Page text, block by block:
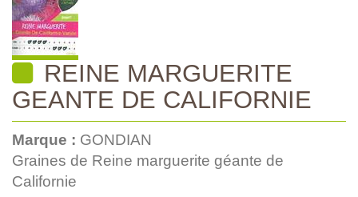
REINE MARGUERITE
GEANTE DE CALIFORNIE
Marque : GONDIAN
Graines de Reine marguerite géante de
Californie